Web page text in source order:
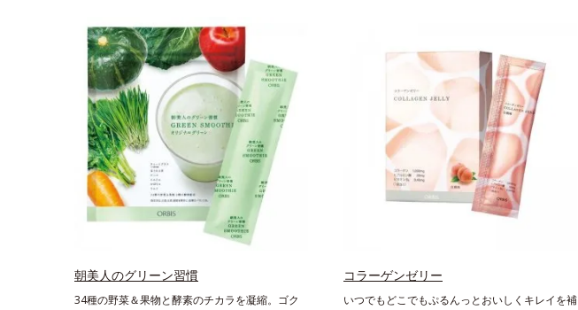
ビタミンCでキレイと健康をサポートする「ビタ
ミンC＆ビタミンB2」、スムーズなリズムづくり
で快調を目指す「オリゴ糖＆酵素」、いつだって
イキイキ、あなたらしい表情をサポートする「ビ
タミンB群＆アミノ酸」、スマホ漬けの日々をケ
アしてうるっとクリアな1日のスタートに「ビタ
ミンA＆ルテイン」、紫外線を気にかける女性こ
そ不足しやすい栄養素をチャージして、安定した
美しさをサポートする「カルシウム＆ビタミン
D」の全６種類。体の中からキレイの土台を整
え、美しさの次の一歩を引き出します。水なしで
OK、持ち歩きやすいパウチタイプなので、いつ
風味だから、おやつ感覚でおいしく楽しく続けら
朝美人のグリーン習慣
34種の野菜＆果物と酵素のチカラを凝縮。ゴク
コラーゲンゼリー
いつでもどこでもぷるんっとおいしくキレイを補